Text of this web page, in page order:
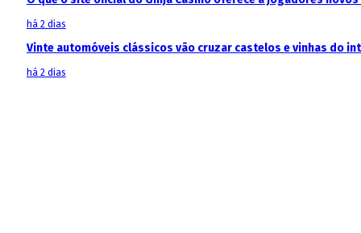
há 2 dias
Vinte automóveis clássicos vão cruzar castelos e vinhas do
há 2 dias